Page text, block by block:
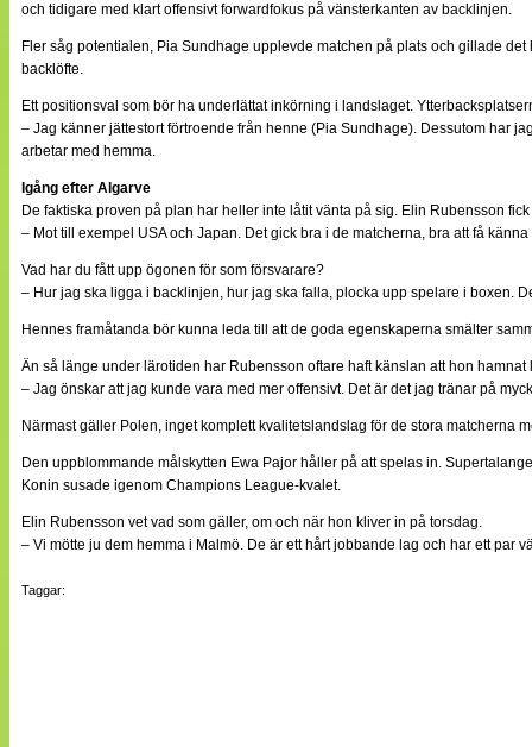
och tidigare med klart offensivt forwardfokus på vänsterkanten av backlinjen.
Fler såg potentialen, Pia Sundhage upplevde matchen på plats och gillade
backlöfte.
Ett positionsval som bör ha underlättat inkörning i landslaget.
– Jag känner jättestort förtroende från henne (Pia Sundhage). Dessutom har
arbetar med hemma.
Igång efter Algarve
De faktiska proven på plan har heller inte låtit vänta på sig. Elin Rubensson
– Mot till exempel USA och Japan. Det gick bra i de matcherna, bra att få
Vad har du fått upp ögonen för som försvarare?
– Hur jag ska ligga i backlinjen, hur jag ska falla, plocka upp spelare i boxen.
Hennes framåtanda bör kunna leda till att de goda egenskaperna smälter
Än så länge under lärotiden har Rubensson oftare haft känslan att hon
– Jag önskar att jag kunde vara med mer offensivt. Det är det jag tränar på
Närmast gäller Polen, inget komplett kvalitetslandslag för de stora matcherna
Den uppblommande målskytten Ewa Pajor håller på att spelas in.
Konin susade igenom Champions League-kvalet.
Elin Rubensson vet vad som gäller, om och när hon kliver in på torsdag.
– Vi mötte ju dem hemma i Malmö. De är ett hårt jobbande lag och har ett par
Taggar: